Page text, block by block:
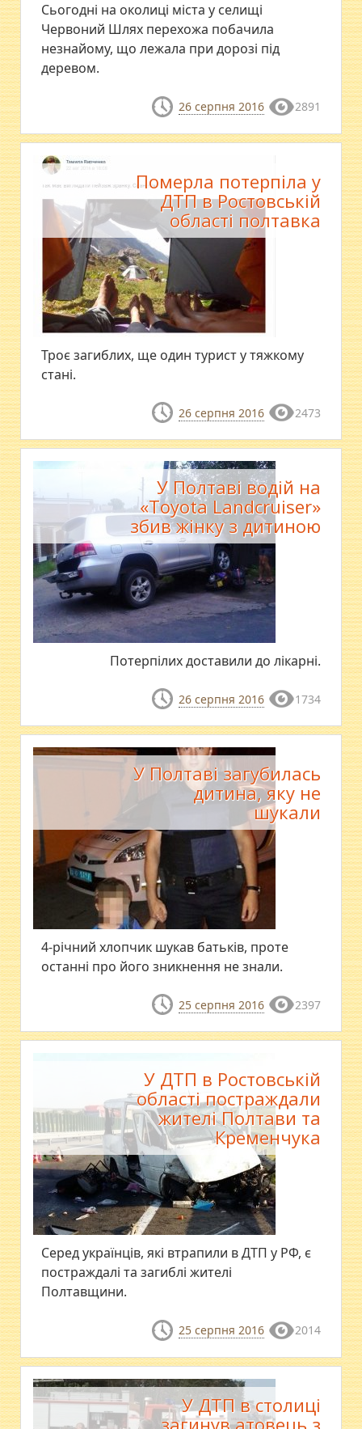
Сьогодні на околиці міста у селищі
Червоний Шлях перехожа побачила
незнайому, що лежала при дорозі під
деревом.
26 серпня 2016 2891
Померла потерпіла у
ДТП в Ростовській
області полтавка
Троє загиблих, ще один турист у тяжкому
стані.
26 серпня 2016 2473
У Полтаві водій на
«Toyota Landcruiser»
збив жінку з дитиною
​Потерпілих доставили до лікарні.
26 серпня 2016 1734
У Полтаві загубилась
дитина, яку не
шукали
4-річний хлопчик шукав батьків, проте
останні про його зникнення не знали.
25 серпня 2016 2397
У ДТП в Ростовській
області постраждали
жителі Полтави та
Кременчука
Серед українців, які втрапили в ДТП у РФ, є
постраждалі та загиблі жителі
Полтавщини.
25 серпня 2016 2014
У ДТП в столиці
загинув атовець з